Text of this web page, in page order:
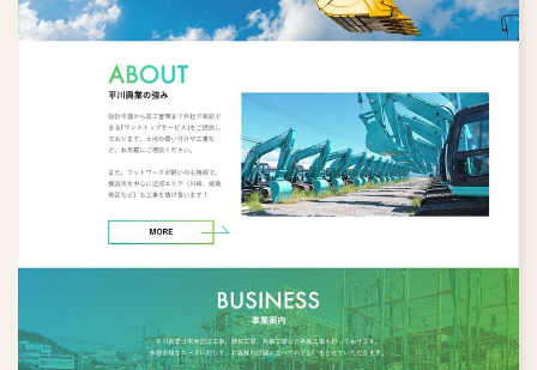
保育園・幼稚園・学校 英会話教室
アパレル
リフォーム 学習塾
旅行・旅館 病院・クリニック
ペット
福祉・介護
専門職・士業 趣味・スクール